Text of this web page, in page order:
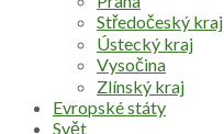
Středočeský kraj
Ústecký kraj
Vysočina
Zlínský kraj
Evropské státy
Svět